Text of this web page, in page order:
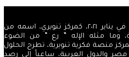
تأسس مركز رع للدراسات في يناير ٢٠٢١، كمركز تنويري، اسمه من
وما مثله الإله ” رع ” من الضوء
منصة فكرية تنويرية، تطرح الحلول
مصر والدول العربية، ساعياً إلى رصد